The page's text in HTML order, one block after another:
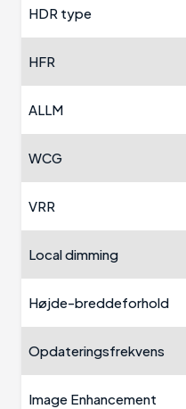
HDR type
HFR
ALLM
WCG
VRR
Local dimming
Højde-breddeforhold
Opdateringsfrekvens
Image Enhancement